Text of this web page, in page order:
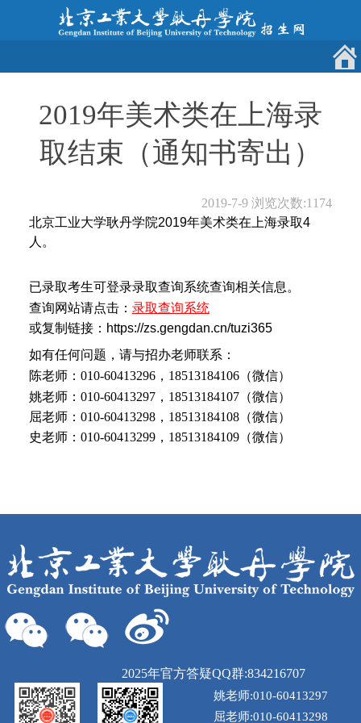
2019年美术类在上海录
取结束（通知书寄出）
2019-7-9浏览次数:1174
北京工业大学耿丹学院2019年美术类在上海录取4
人 。
已录取考生可登录录取查询系统查询相关信息。
查询网站请点击： 录取查询系统
或复制链接：https://zs.gengdan.cn/tuzi365
如有任何问题，请与招办老师联系：
陈老师：010-60413296，18513184106（微信）
姚老师：010-60413297，18513184107（微信）
屈老师：010-60413298，18513184108（微信）
史老师：010-60413299，18513184109（微信）
2025年官方答疑QQ群:834216707
姚老师:010-60413297
屈老师:010-60413298